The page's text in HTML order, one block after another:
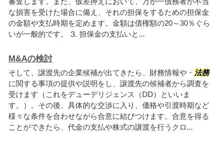
な損害を受けた場合に備え、それの担保をするための担保金
の金額や支払時期を定めます。金額は債権額の20～30％ぐら
いが一般的です。 ⒊ 担保金の支払いと...
M&Aの検討
そして、譲渡先の企業候補が出てきたら、財務情報や・ 法務
に関する事項の提供や説明をし、譲渡先の候補者から調査を
受けます（これをデューデリジェンス（DD）といいま
す。）。その後、具体的な交渉に入り、価格や引渡時期など
様々な条件を合わせながら合意に結びつけます。合意を得る
ことができたら、代金の支払や株式の譲渡を行うクロ...